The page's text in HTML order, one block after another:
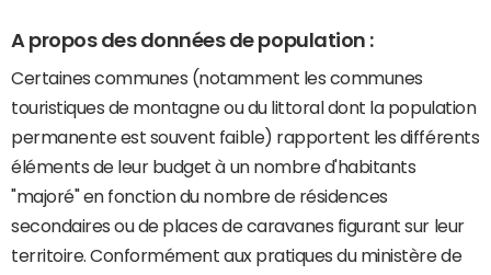
A propos des données de population :
Certaines communes (notamment les communes
touristiques de montagne ou du littoral dont la population
permanente est souvent faible) rapportent les différents
éléments de leur budget à un nombre d'habitants
"majoré" en fonction du nombre de résidences
secondaires ou de places de caravanes figurant sur leur
territoire. Conformément aux pratiques du ministère de